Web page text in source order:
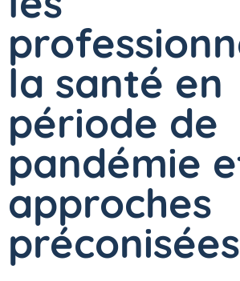
la santé en
période de
pandémie
approches
préconisées